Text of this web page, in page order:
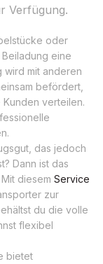
Verfügung.
oder
eine
wird mit anderen
befördert,
verteilen.
das jedoch
Dann ist das
diesem Service
zur
du die volle
flexibel
bietet